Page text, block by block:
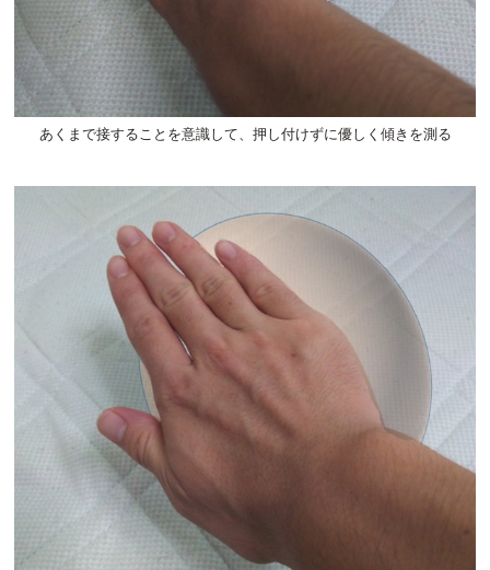
あくまで接することを意識して、押し付けずに優しく傾きを測る